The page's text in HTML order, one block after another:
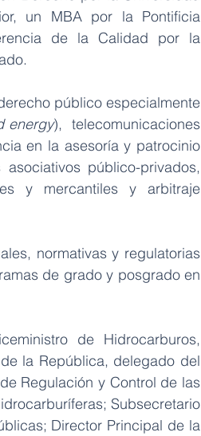
un MBA por la Pontificia
de la Calidad por la
público especialmente
energy),  telecomunicaciones
en la asesoría y patrocinio
público-privados,
y mercantiles y arbitraje
normativas y regulatorias
de grado y posgrado en
de Hidrocarburos,
la República, delegado del
Regulación y Control de las
Subsecretario
Director Principal de la